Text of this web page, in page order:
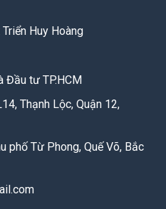
Huy Hoàng
Đầu tư TP.HCM
Thạnh Lộc, Quận 12,
phố Từ Phong, Quế Võ, Bắc